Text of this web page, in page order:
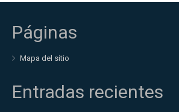
Páginas
Mapa del sitio
Entradas recientes